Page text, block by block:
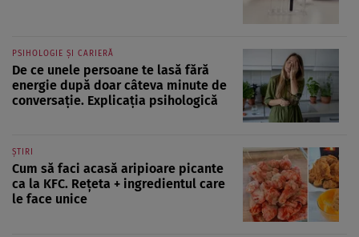
PSIHOLOGIE ȘI CARIERĂ
De ce unele persoane te lasă fără
energie după doar câteva minute de
conversație. Explicația psihologică
ȘTIRI
Cum să faci acasă aripioare picante
ca la KFC. Rețeta + ingredientul care
le face unice